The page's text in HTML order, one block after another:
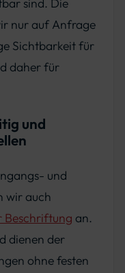
sind. Die
nur auf Anfrage
Sichtbarkeit für
daher für
und
und
wir auch
Beschriftung an.
dienen der
ohne festen